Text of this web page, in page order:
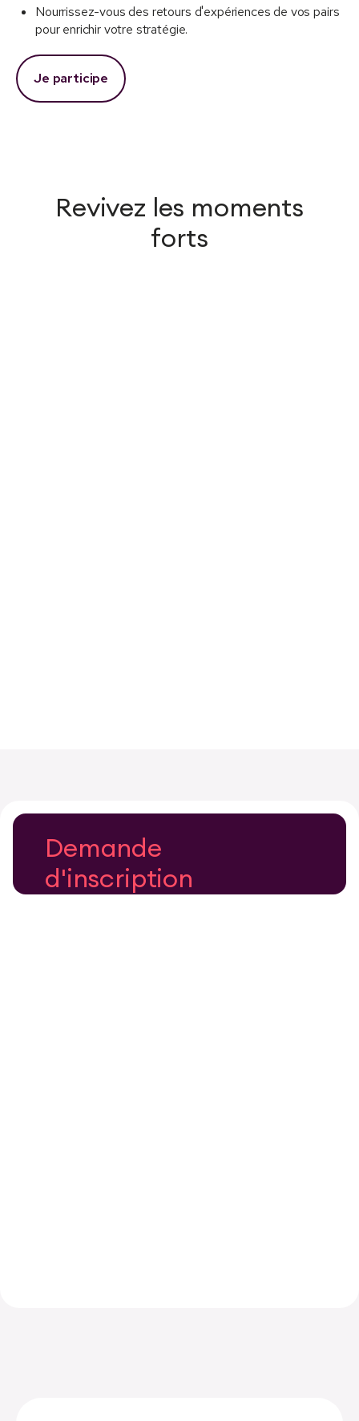
Nourrissez-vous des retours d'expériences de vos pairs
pour enrichir votre stratégie.
Je participe
Revivez les moments
forts
Demande
d'inscription